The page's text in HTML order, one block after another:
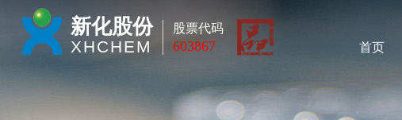
新化股份
XHCHEM
股票代码
603867 首页